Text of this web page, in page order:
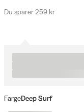
Du sparer 259 kr
FargeDeep Surf